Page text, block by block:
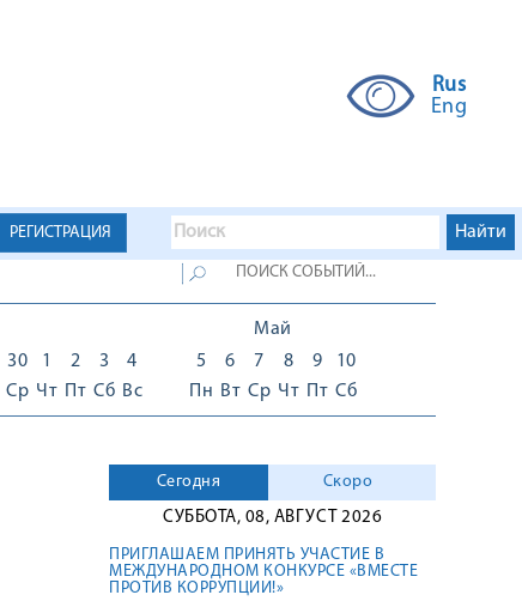
Rus
Eng
РЕГИСТРАЦИЯ
30
Ср
1
Чт
2
Пт
3
Сб
4
Вс
Май
5
Пн
6
Вт
7
Ср
8
Чт
9
Пт
10
Сб
Сегодня
Скоро
СУББОТА, 08, АВГУСТ 2026
ПРИГЛАШАЕМ ПРИНЯТЬ УЧАСТИЕ В
МЕЖДУНАРОДНОМ КОНКУРСЕ «ВМЕСТЕ
ПРОТИВ КОРРУПЦИИ!»